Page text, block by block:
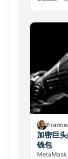
加密巨
钱包
MetaMask